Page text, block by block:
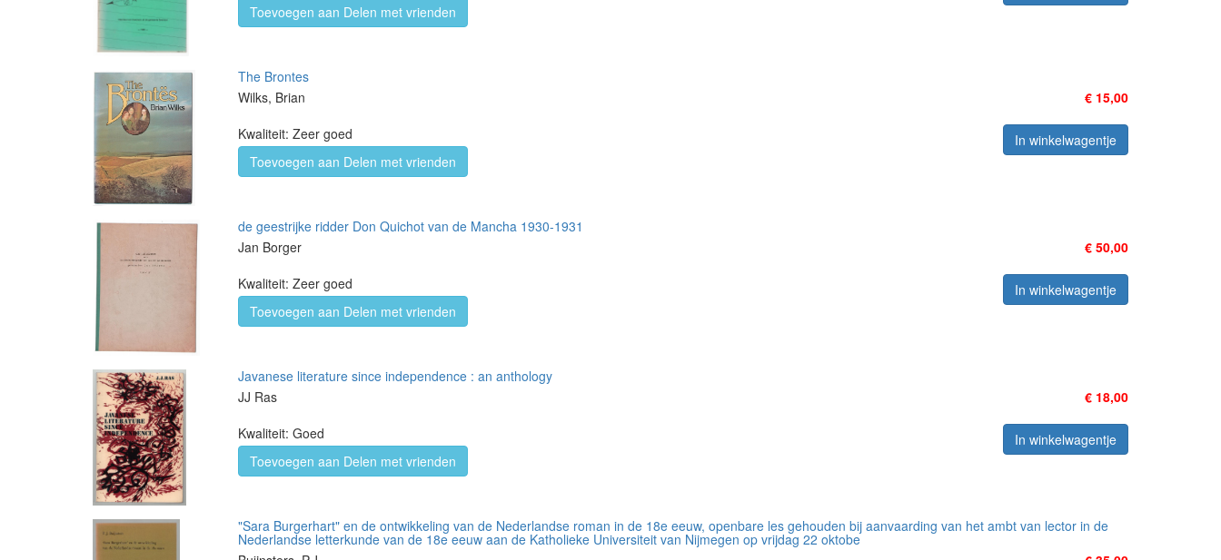
Toevoegen aan Delen met vrienden
The Brontes
Wilks, Brian
€ 15,00
Kwaliteit: Zeer goed
In winkelwagentje
Toevoegen aan Delen met vrienden
de geestrijke ridder Don Quichot van de Mancha 1930-1931
Jan Borger
€ 50,00
Kwaliteit: Zeer goed
In winkelwagentje
Toevoegen aan Delen met vrienden
Javanese literature since independence : an anthology
JJ Ras
€ 18,00
Kwaliteit: Goed
In winkelwagentje
Toevoegen aan Delen met vrienden
"Sara Burgerhart" en de ontwikkeling van de Nederlandse roman in de 18e eeuw, openbare les gehouden bij aanvaarding van het ambt van lector in de
Nederlandse letterkunde van de 18e eeuw aan de Katholieke Universiteit van Nijmegen op vrijdag 22 oktobe